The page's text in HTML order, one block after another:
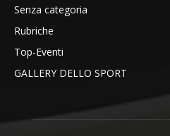
Senza categoria
Rubriche
Top-Eventi
GALLERY DELLO SPORT